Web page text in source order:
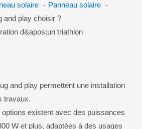
solaire
Panneau solaire
and play choisir ?
and play permettent une installation
travaux.
options existent avec des puissances
W et plus, adaptées à des usages